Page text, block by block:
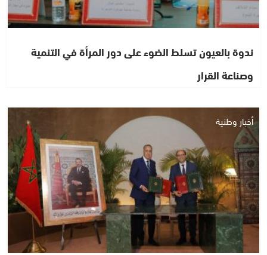
ندوة بالعيون تسلط الضوء على دور المرأة في التنمية
وصناعة القرار
أخبار وطنية